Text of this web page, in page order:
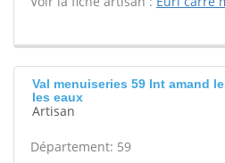
Val menuiseries 59 Int amand
les eaux
Artisan
Département: 59